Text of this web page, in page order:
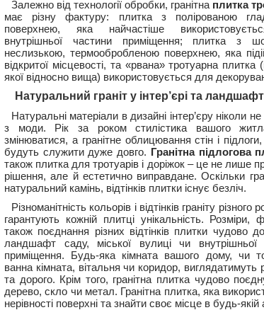
Залежно від технології обробки, гранітна плитка
має різну фактуру: плитка з полірованою
поверхнею, яка найчастіше
внутрішньої частини приміщення; плитка з
неслизькою, термообробленою поверхнею, яка
відкритої місцевості, та «рвана» тротуарна плитка
якої відносно вища) використовується для
Натуральний граніт у інтер’єрі та
Натуральні матеріали в дизайні інтер’єру ніколи
з моди. Рік за роком стилістика вашого
змінюватися, а гранітне облицювання стін і
будуть служити дуже довго. Гранітна підлогова
також плитка для тротуарів і доріжок – це не лише
рішення, але й естетично виправдане. Оскільки
натуральний камінь, відтінків плитки існує безліч.
Різноманітність кольорів і відтінків граніту різного
гарантують кожній плитці унікальність. Розміри,
також поєднання різних відтінків плитки чудово
ландшафт саду, міської вулиці чи внутрішньої
приміщення. Будь-яка кімната вашого дому, чи
ванна кімната, вітальня чи коридор, виглядатимуть
та дорого. Крім того, гранітна плитка чудово
дерево, скло чи метал. Гранітна плитка, яка
нерівності поверхні та знайти своє місце в будь-якій